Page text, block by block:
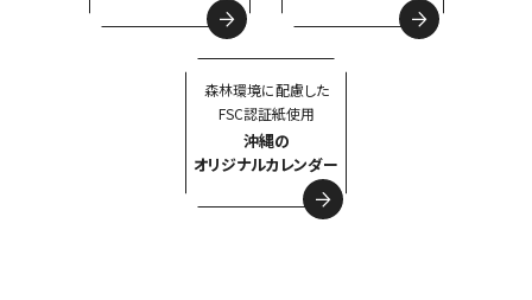
森林環境に配慮した
FSC認証紙使用
沖縄の
オリジナルカレンダー